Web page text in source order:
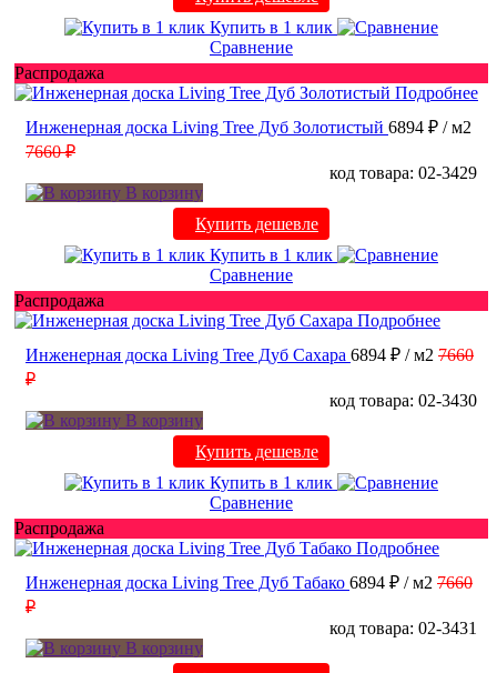
Купить в 1 клик
Сравнение
Распродажа
Подробнее
Инженерная доска Living Tree Дуб Золотистый 6894 ₽ / м2
7660 ₽
код товара: 02-3429
В корзину
Купить дешевле
Купить в 1 клик
Сравнение
Распродажа
Подробнее
Инженерная доска Living Tree Дуб Сахара 6894 ₽ / м2 7660
₽
код товара: 02-3430
В корзину
Купить дешевле
Купить в 1 клик
Сравнение
Распродажа
Подробнее
Инженерная доска Living Tree Дуб Табако 6894 ₽ / м2 7660
₽
код товара: 02-3431
В корзину